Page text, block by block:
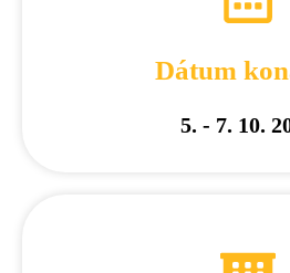
Dátum
5. - 7. 10.